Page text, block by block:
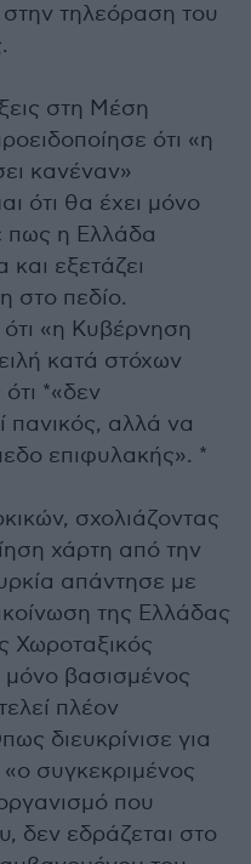
τηλεόραση του
στη Μέση
ότι «η
κανέναν»
ότι θα έχει μόνο
πως η Ελλάδα
εξετάζει
στο πεδίο.
«η Κυβέρνηση
κατά στόχων
*«δεν
πανικός, αλλά να
επιφυλακής». *
σχολιάζοντας
χάρτη από την
απάντησε με
της Ελλάδας
Χωροταξικός
μόνο βασισμένος
πλέον
διευκρίνισε για
«ο συγκεκριμένος
που
δεν εδράζεται στο